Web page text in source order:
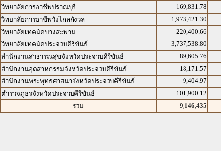
วิทยาลัยการอาชีพปราณบุรี
169,831.78
วิทยาลัยการอาชีพวังไกลกังวล
1,973,421.30
วิทยาลัยเทคนิคบางสะพาน
220,400.66
วิทยาลัยเทคนิคประจวบคีรีขันธ์
3,737,538.80
สำนักงานสาธารณสุขจังหวัดประจวบคีรีขันธ์
89,605.76
สำนักงานอุตสาหกรรมจังหวัดประจวบคีรีขันธ์
18,171.57
สำนักงานพระพุทธศาสนาจังหวัดประจวบคีรีขันธ์
9,404.97
ตำรวจภูธรจังหวัดประจวบคีรีขันธ์
101,900.12
รวม
9,146,435